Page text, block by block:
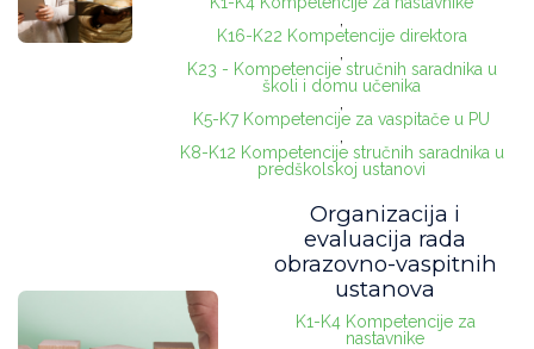
K16-K22 Kompetencije direktora
K23 - Kompetencije stručnih saradnika u
školi i domu učenika
K5-K7 Kompetencije za vaspitače u PU
K8-K12 Kompetencije stručnih saradnika u
predškolskoj ustanovi
Organizacija i
evaluacija rada
obrazovno-vaspitnih
ustanova
K1-K4 Kompetencije za
nastavnike